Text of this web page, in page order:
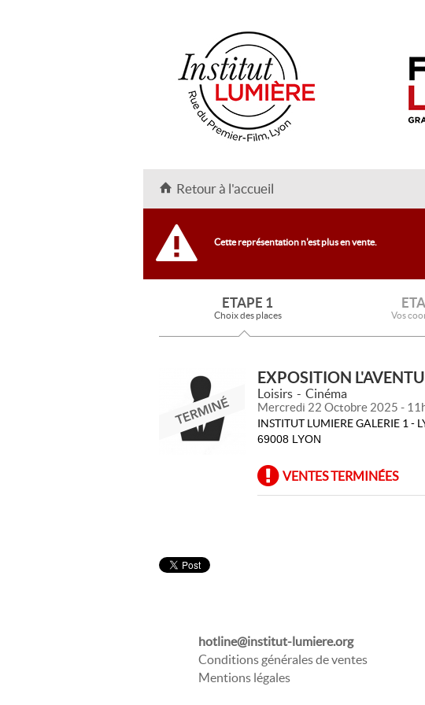
Retour à l'accueil
Cette représentation n'est plus en vente.
ETAPE 1
Choix des places Vos
EXPOSITION
Loisirs Cinéma
Mercredi 22 Octobre 2025 -
INSTITUT LUMIERE GALERIE 1 -
69008 LYON
VENTES TERMINÉES
hotline@institut-lumiere.org
Conditions générales de ventes
Mentions légales